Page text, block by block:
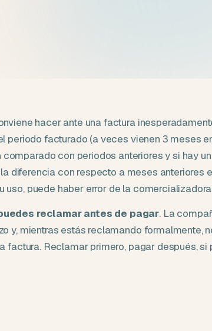
hacer ante una factura
periodo facturado (a veces vienen 3 meses
con periodos anteriores y si hay
diferencia con respecto a meses anteriores
uso, puede haber error de la
reclamar antes de pagar. La
y, mientras estás reclamando formalmente,
factura. Reclamar primero, pagar después, si